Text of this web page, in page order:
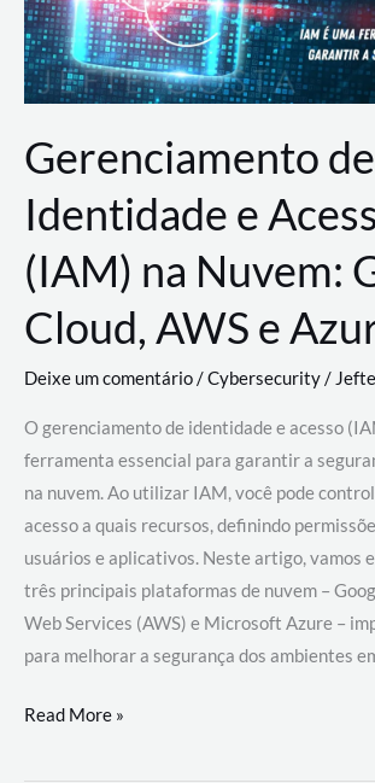
Gerenciamento de
Identidade e
(IAM) na Nuvem:
Cloud, AWS e
Deixe um comentário/Cybersecurity/
O gerenciamento de identidade e acesso
ferramenta essencial para garantir a
na nuvem. Ao utilizar IAM, você pode
acesso a quais recursos, definindo
usuários e aplicativos. Neste artigo, vamos
três principais plataformas de nuvem –
Web Services (AWS) e Microsoft Azure –
para melhorar a segurança dos ambientes
Gerenciamento
Read More »